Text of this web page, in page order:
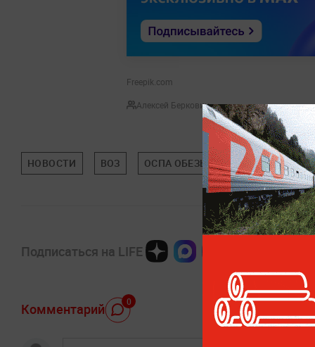
Freepik.com
Алексей Берковиц
НОВОСТИ ВОЗ ОСПА ОБЕЗЬЯН ЗДОРОВЬЕ
Подписаться на LIFE
Комментарий 0